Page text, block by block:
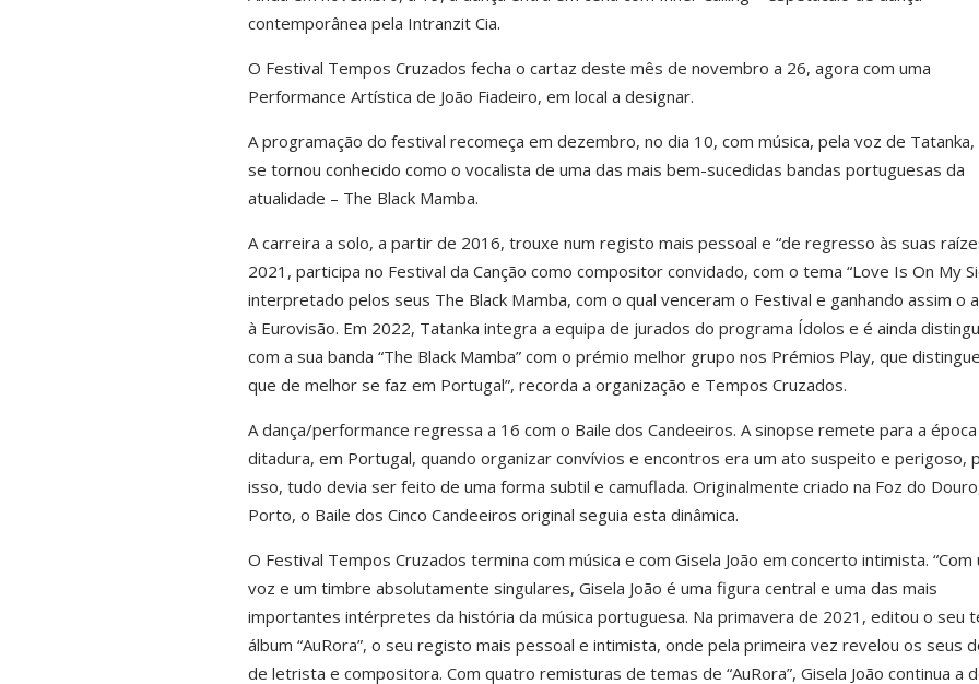
contemporânea pela Intranzit Cia.
O Festival Tempos Cruzados fecha o cartaz deste mês de novembro a 26, agora com uma
Performance Artística de João Fiadeiro, em local a designar.
A programação do festival recomeça em dezembro, no dia 10, com música, pela voz de Tatanka,
se tornou conhecido como o vocalista de uma das mais bem-sucedidas bandas portuguesas da
atualidade – The Black Mamba.
A carreira a solo, a partir de 2016, trouxe num registo mais pessoal e “de regresso às suas
2021, participa no Festival da Canção como compositor convidado, com o tema “Love Is On My
interpretado pelos seus The Black Mamba, com o qual venceram o Festival e ganhando assim o
à Eurovisão. Em 2022, Tatanka integra a equipa de jurados do programa Ídolos e é ainda
com a sua banda “The Black Mamba” com o prémio melhor grupo nos Prémios Play, que
que de melhor se faz em Portugal”, recorda a organização e Tempos Cruzados.
A dança/performance regressa a 16 com o Baile dos Candeeiros. A sinopse remete para a
ditadura, em Portugal, quando organizar convívios e encontros era um ato suspeito e perigoso,
isso, tudo devia ser feito de uma forma subtil e camuflada. Originalmente criado na Foz do
Porto, o Baile dos Cinco Candeeiros original seguia esta dinâmica.
O Festival Tempos Cruzados termina com música e com Gisela João em concerto intimista. “Com
voz e um timbre absolutamente singulares, Gisela João é uma figura central e uma das mais
importantes intérpretes da história da música portuguesa. Na primavera de 2021, editou o seu
álbum “AuRora”, o seu registo mais pessoal e intimista, onde pela primeira vez revelou os seus
de letrista e compositora. Com quatro remisturas de temas de “AuRora”, Gisela João continua a